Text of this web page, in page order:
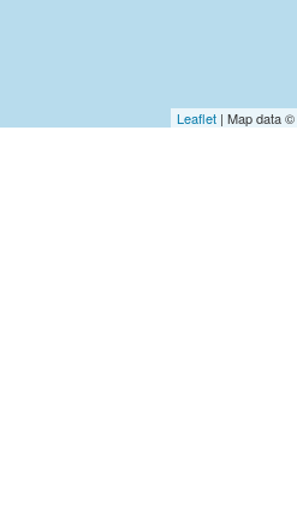
Leaflet | Map data ©